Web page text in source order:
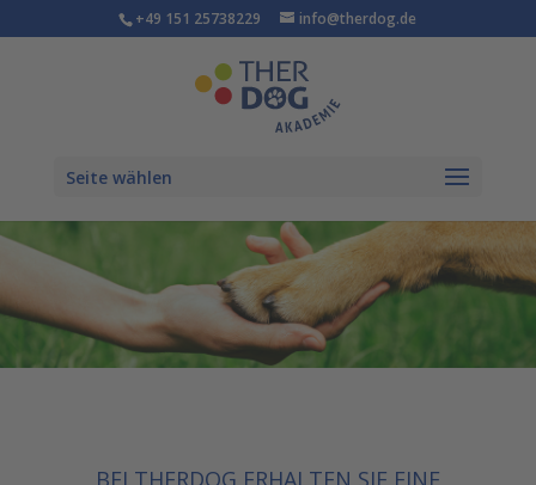
+49 151 25738229 info@therdog.de
Seite wählen
BEI THERDOG ERHALTEN SIE EINE